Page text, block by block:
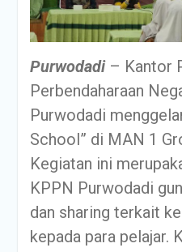
Purwodadi– Kantor
Perbendaharaan
Purwodadi
School” di MAN 1
Kegiatan ini
KPPN Purwodadi
dan sharing terkait
kepada para pelajar.